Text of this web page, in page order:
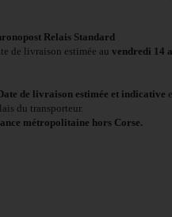
Relais Standard
de livraison estimée au vendredi 14
de livraison estimée et indicative
du transporteur.
métropolitaine hors Corse.